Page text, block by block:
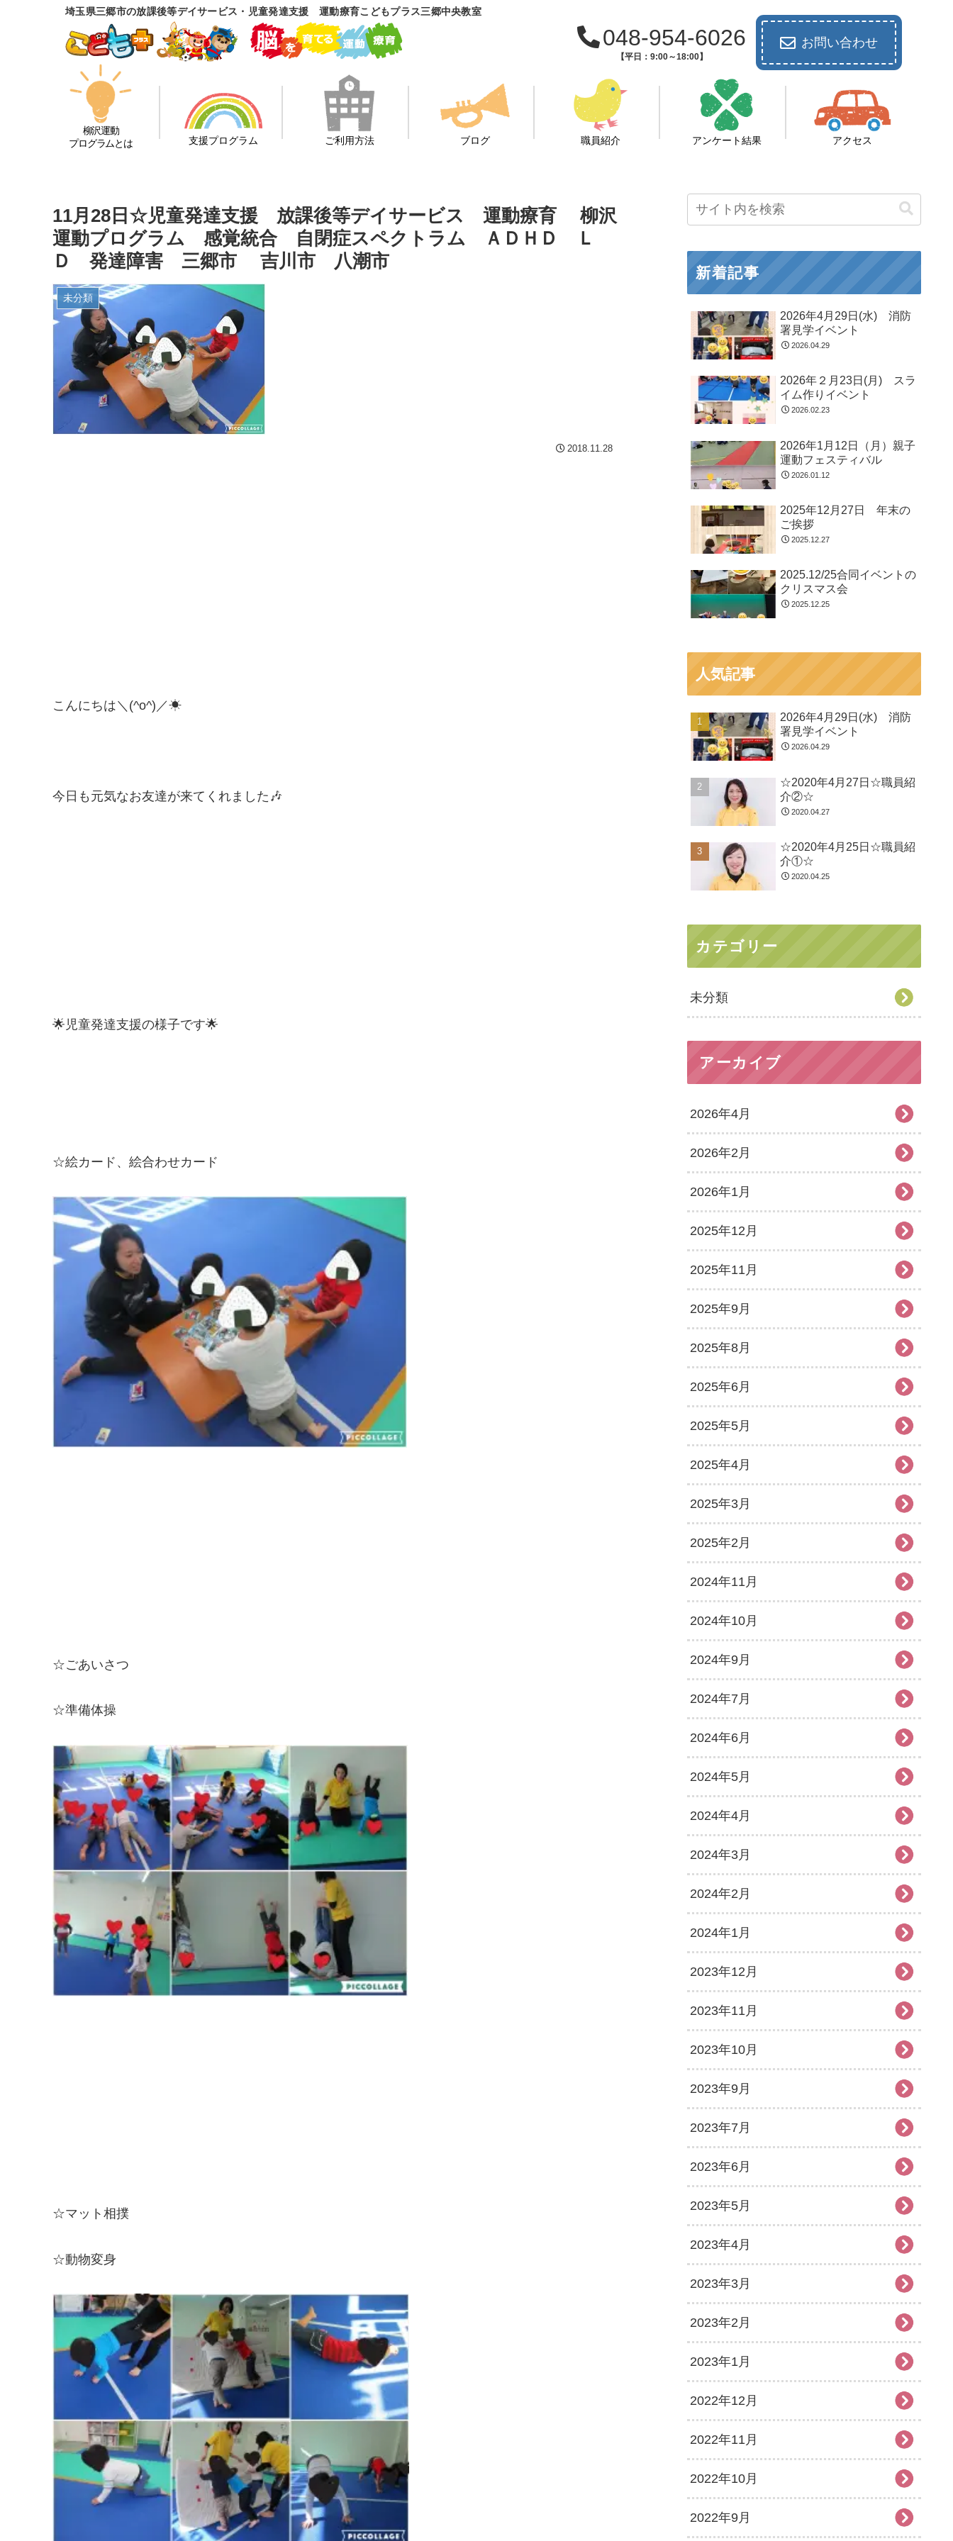
埼玉県三郷市の放課後等デイサービス・児童発達支援 運動療育こどもプラス三郷中央教室
048-954-6026
【平日：9:00～18:00】
お問い合わせ
柳沢運動
プログラムとは
支援プログラム ご利用方法 ブログ 職員紹介 アンケート結果 アクセス
11月28日☆児童発達支援 放課後等デイサービス 運動療育 柳沢
運動プログラム 感覚統合 自閉症スペクトラム ＡＤＨＤ Ｌ
Ｄ 発達障害 三郷市 吉川市 八潮市
未分類
2018.11.28
こんにちは＼(^o^)／☀
今日も元気なお友達が来てくれました🎶
🌟児童発達支援の様子です🌟
☆絵カード、絵合わせカード
☆ごあいさつ
☆準備体操
☆マット相撲
☆動物変身
新着記事
2026年4月29日(水) 消防
署見学イベント
2026.04.29
2026年２月23日(月) スラ
イム作りイベント
2026.02.23
2026年1月12日（月）親子
運動フェスティバル
2026.01.12
2025年12月27日 年末の
ご挨拶
2025.12.27
2025.12/25合同イベントの
クリスマス会
2025.12.25
人気記事
2026年4月29日(水) 消防
署見学イベント
2026.04.29
☆2020年4月27日☆職員紹
介②☆
2020.04.27
☆2020年4月25日☆職員紹
介①☆
2020.04.25
カテゴリー
未分類
アーカイブ
2026年4月
2026年2月
2026年1月
2025年12月
2025年11月
2025年9月
2025年8月
2025年6月
2025年5月
2025年4月
2025年3月
2025年2月
2024年11月
2024年10月
2024年9月
2024年7月
2024年6月
2024年5月
2024年4月
2024年3月
2024年2月
2024年1月
2023年12月
2023年11月
2023年10月
2023年9月
2023年7月
2023年6月
2023年5月
2023年4月
2023年3月
2023年2月
2023年1月
2022年12月
2022年11月
2022年10月
2022年9月